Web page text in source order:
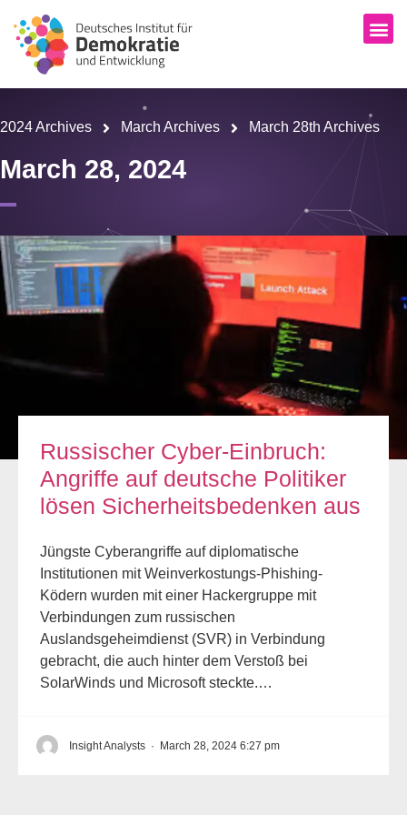
2024 Archives March Archives March 28th Archives
March 28, 2024
Russischer Cyber-Einbruch:
Angriffe auf deutsche Politiker
lösen Sicherheitsbedenken aus
Jüngste Cyberangriffe auf diplomatische
Institutionen mit Weinverkostungs-Phishing-
Ködern wurden mit einer Hackergruppe mit
Verbindungen zum russischen
Auslandsgeheimdienst (SVR) in Verbindung
gebracht, die auch hinter dem Verstoß bei
SolarWinds und Microsoft steckte.…
Insight Analysts · March 28, 2024 6:27 pm